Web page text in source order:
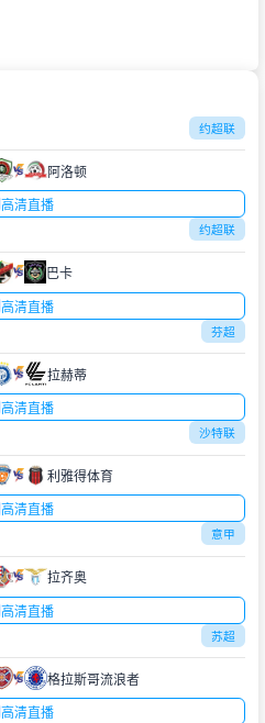
约超联
阿洛顿
高清直播
约超联
巴卡
高清直播
芬超
拉赫蒂
高清直播
沙特联
利雅得体育
高清直播
意甲
拉齐奥
高清直播
苏超
格拉斯哥流浪者
高清直播